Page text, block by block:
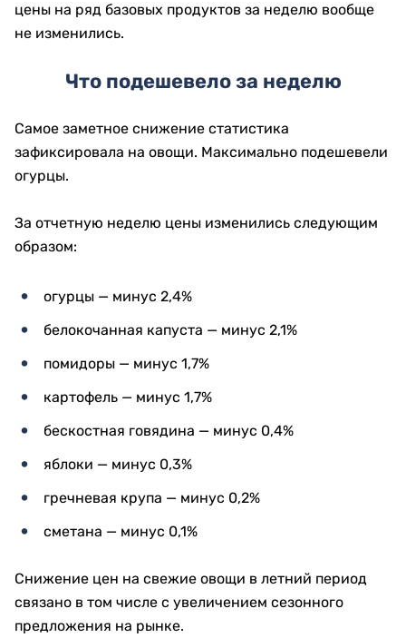
цены на ряд базовых продуктов за неделю вообще
не изменились.
Что подешевело за неделю
Самое заметное снижение статистика
зафиксировала на овощи. Максимально подешевели
огурцы.
За отчетную неделю цены изменились следующим
образом:
огурцы — минус 2,4%
белокочанная капуста — минус 2,1%
помидоры — минус 1,7%
картофель — минус 1,7%
бескостная говядина — минус 0,4%
яблоки — минус 0,3%
гречневая крупа — минус 0,2%
сметана — минус 0,1%
Снижение цен на свежие овощи в летний период
связано в том числе с увеличением сезонного
предложения на рынке.